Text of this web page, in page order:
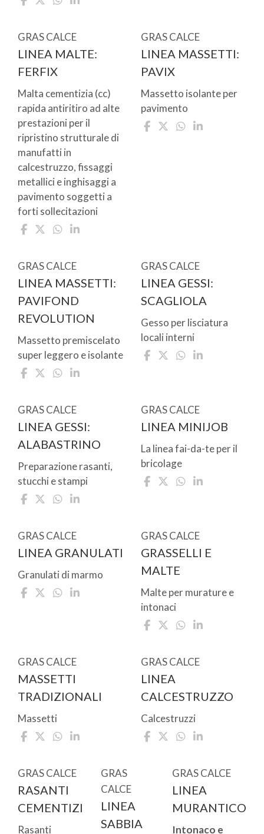
GRAS CALCE
LINEA MALTE:
FERFIX
Malta cementizia (cc)
rapida antiritiro ad alte
prestazioni per il
ripristino strutturale di
manufatti in
calcestruzzo, fissaggi
metallici e inghisaggi a
pavimento soggetti a
forti sollecitazioni
GRAS CALCE
LINEA MASSETTI:
PAVIX
Massetto isolante per
pavimento
GRAS CALCE
LINEA MASSETTI:
PAVIFOND
REVOLUTION
Massetto premiscelato
super leggero e isolante
GRAS CALCE
LINEA GESSI:
SCAGLIOLA
Gesso per lisciatura
locali interni
GRAS CALCE
LINEA GESSI:
ALABASTRINO
Preparazione rasanti,
stucchi e stampi
GRAS CALCE
LINEA MINIJOB
La linea fai-da-te per il
bricolage
GRAS CALCE
LINEA GRANULATI
Granulati di marmo
GRAS CALCE
GRASSELLI E
MALTE
Malte per murature e
intonaci
GRAS CALCE
MASSETTI
TRADIZIONALI
Massetti
GRAS CALCE
LINEA
CALCESTRUZZO
Calcestruzzi
GRAS CALCE
RASANTI
CEMENTIZI
Rasanti
GRAS
CALCE
LINEA
SABBIA
GRAS CALCE
LINEA
MURANTICO
Intonaco e